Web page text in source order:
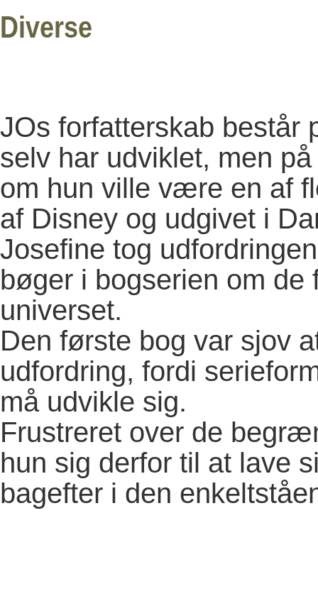
Diverse
JOs forfatterskab består
selv har udviklet, men
om hun ville være en af
af Disney og udgivet i
Josefine tog
bøger i bogserien om de
universet.
Den første bog var sjov
udfordring, fordi
må udvikle sig.
Frustreret over de
hun sig derfor til at lave
bagefter i den